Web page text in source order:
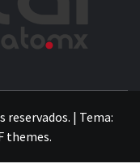
reservados. | Tema:
themes.